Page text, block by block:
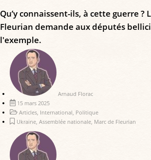
Qu’y connaissent-ils, à cette guerre ?
Fleurian demande aux députés
l'exemple.
Arnaud Florac
15 mars 2025
Articles, International, Politique
Ukraine, Assemblée nationale, Marc de Fleurian